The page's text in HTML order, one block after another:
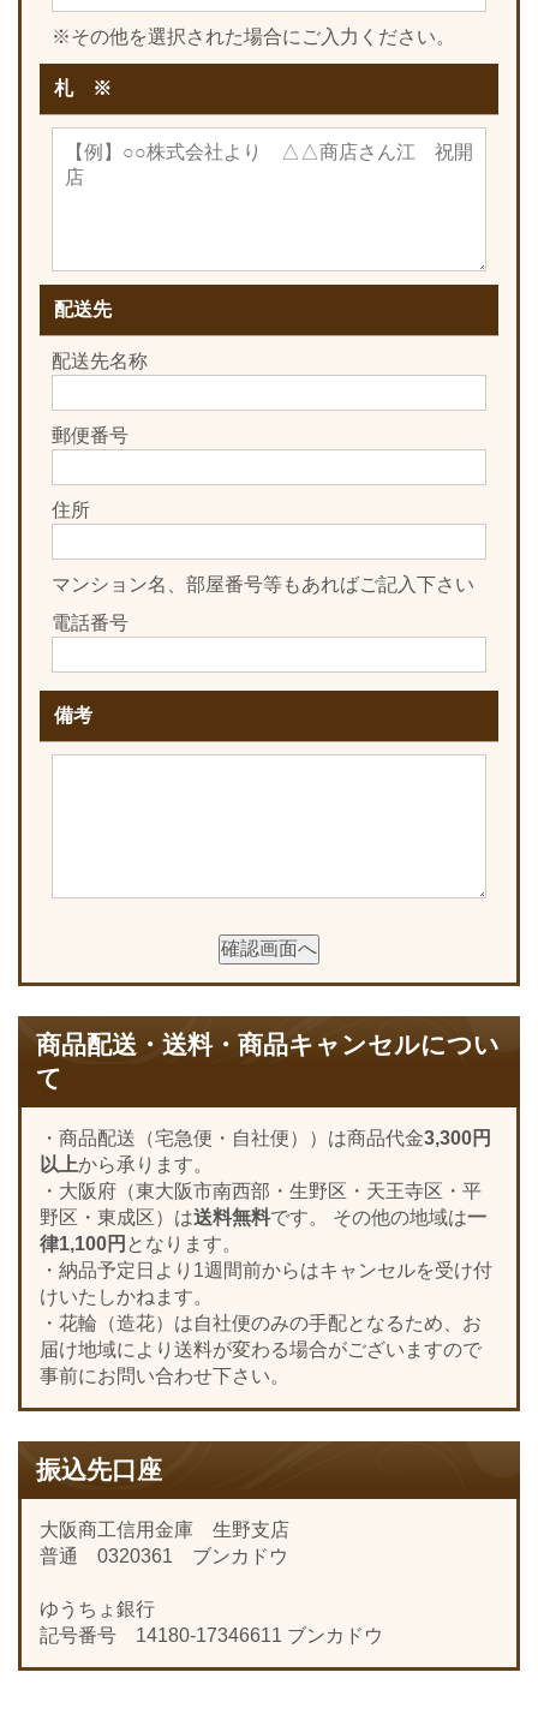
※その他を選択された場合にご入力ください。
札 ※
配送先
配送先名称
郵便番号
住所
マンション名、部屋番号等もあればご記入下さい
電話番号
備考
商品配送・送料・商品キャンセルについ
て
・商品配送（宅急便・自社便））は商品代金3,300円
以上から承ります。
・大阪府（東大阪市南西部・生野区・天王寺区・平
野区・東成区）は送料無料です。 その他の地域は一
律1,100円 となります。
・納品予定日より1週間前からはキャンセルを受け付
けいたしかねます。
・花輪（造花）は自社便のみの手配となるため、お
届け地域により送料が変わる場合がございますので
事前にお問い合わせ下さい。
振込先口座
大阪商工信用金庫 生野支店
普通 0320361 ブンカドウ
ゆうちょ銀行
記号番号 14180-17346611 ブンカドウ